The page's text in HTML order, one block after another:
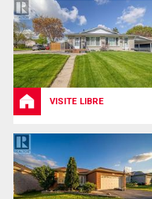
VISITE LIBRE